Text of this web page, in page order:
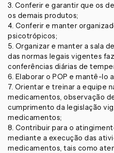
3. Conferir e garantir que os
os demais produtos;
4. Conferir e manter
psicotrópicos;
5. Organizar e manter a sala
das normas legais vigentes
conferências diárias de
6. Elaborar o POP e mantê-lo
7. Orientar e treinar a equipe
medicamentos, observação
cumprimento da legislação
medicamentos;
8. Contribuir para o
mediante a execução das
medicamentos, tais como